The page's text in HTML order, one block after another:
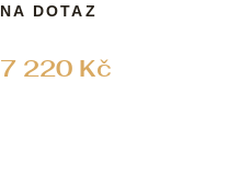
7 220 Kč
NA DOTAZ